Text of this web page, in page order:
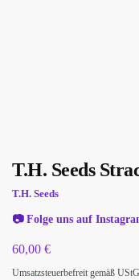
T.H. Seeds
T.H. Seeds
📷Folge uns auf
60,00 €
Umsatzsteuerbefreit gemäß